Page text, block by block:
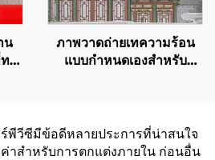
น
ทน
ภาพวาดถ่ายเทความร้อน
แบบกำหนดเองสำหรับ
เดิน และห้องนอน
ร์พีวีซีมีข้อดีหลายประการที่น่าสนใจ
าสำหรับการตกแต่งภายใน ก่อนอื่น